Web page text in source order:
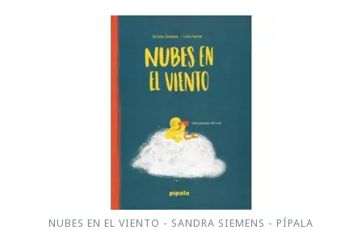
NUBES EN EL VIENTO - SANDRA SIEMENS - PÍPALA